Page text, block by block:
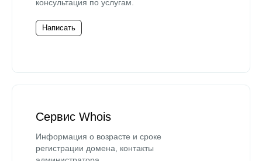
консультация по услугам.
Написать
Сервис Whois
Информация о возрасте и сроке
регистрации домена, контакты